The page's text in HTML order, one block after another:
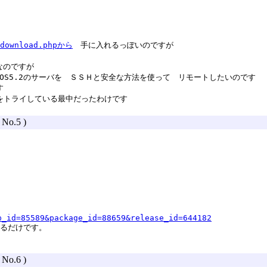
から
手に入れるっぽいのですが
ですが
のサーバを ＳＳＨと安全な方法を使って リモートしたいのです
イしている最中だったわけです
No.5 )
だけです。
No.6 )